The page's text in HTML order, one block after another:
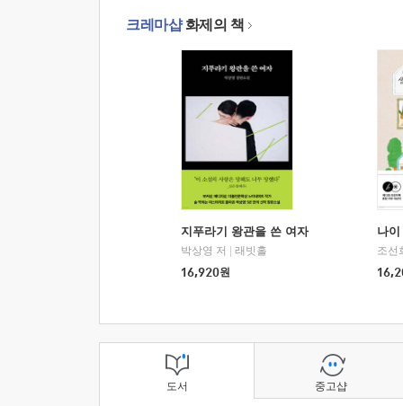
크레마샵화제의 책
지푸라기 왕관을 쓴 여자
박상영 저
래빗홀
16,920원
나
조선
도서 중고샵